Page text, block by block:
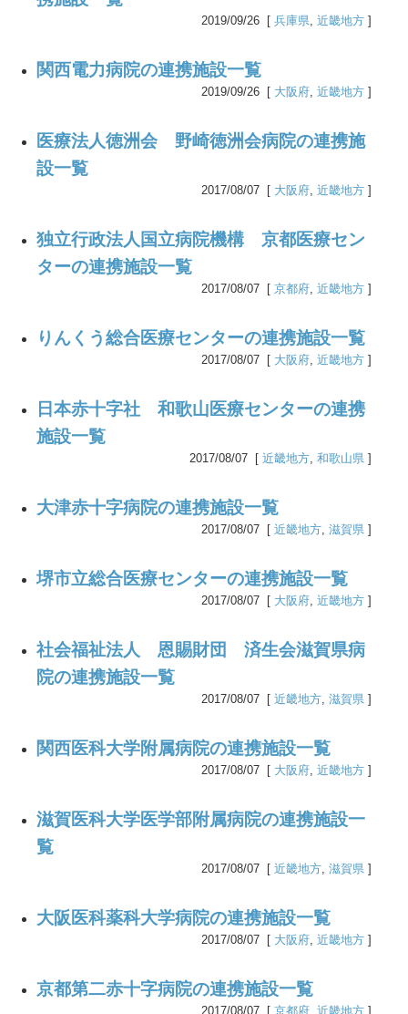
2019/09/26 [ 兵庫県 近畿地方 ]
関西電力病院の連携施設一覧
2019/09/26 [ 大阪府 近畿地方 ]
医療法人徳洲会 野崎徳洲会病院の連携施
設一覧
2017/08/07 [ 大阪府 近畿地方 ]
独立行政法人国立病院機構 京都医療セン
ターの連携施設一覧
2017/08/07 [ 京都府 近畿地方 ]
りんくう総合医療センターの連携施設一覧
2017/08/07 [ 大阪府 近畿地方 ]
日本赤十字社 和歌山医療センターの連携
施設一覧
2017/08/07 [ 近畿地方 和歌山県 ]
大津赤十字病院の連携施設一覧
2017/08/07 [ 近畿地方 滋賀県 ]
堺市立総合医療センターの連携施設一覧
2017/08/07 [ 大阪府 近畿地方 ]
社会福祉法人 恩賜財団 済生会滋賀県病
院の連携施設一覧
2017/08/07 [ 近畿地方 滋賀県 ]
関西医科大学附属病院の連携施設一覧
2017/08/07 [ 大阪府 近畿地方 ]
滋賀医科大学医学部附属病院の連携施設一
覧
2017/08/07 [ 近畿地方 滋賀県 ]
大阪医科薬科大学病院の連携施設一覧
2017/08/07 [ 大阪府 近畿地方 ]
京都第二赤十字病院の連携施設一覧
2017/08/07 [ 京都府 近畿地方 ]